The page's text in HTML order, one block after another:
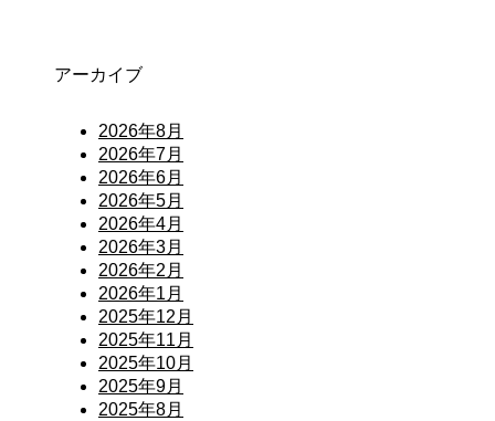
アーカイブ
2026年8月
2026年7月
2026年6月
2026年5月
2026年4月
2026年3月
2026年2月
2026年1月
2025年12月
2025年11月
2025年10月
2025年9月
2025年8月